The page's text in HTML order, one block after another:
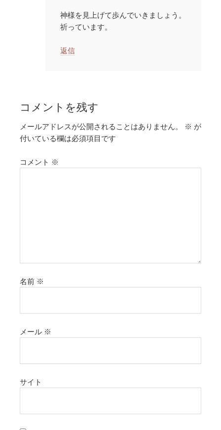
神様を見上げて歩んでいきましょう。
祈っています。
返信
コメントを残す
メールアドレスが公開されることはありません。 ※ が
付いている欄は必須項目です
コメント ※
名前 ※
メール ※
サイト